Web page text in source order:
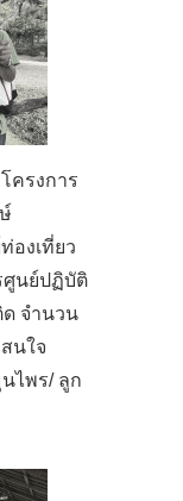
ครงการ
องเที่ยว
ศูนย์ปฏิบัติ
ด จำนวน
นใจ
ไพร/ ลูก